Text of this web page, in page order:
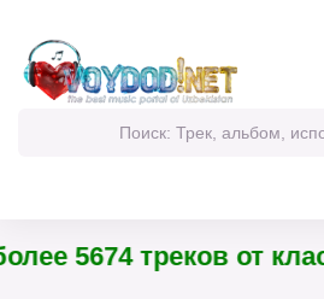
5674 треков от